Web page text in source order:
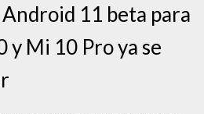
11 beta para
y Mi 10 Pro ya se